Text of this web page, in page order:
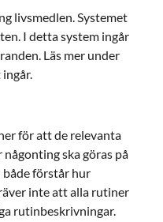
livsmedlen. Systemet
I detta system ingår
Läs mer under
för att de relevanta
ska göras på
förstår hur
inte att alla rutiner
rutinbeskrivningar.